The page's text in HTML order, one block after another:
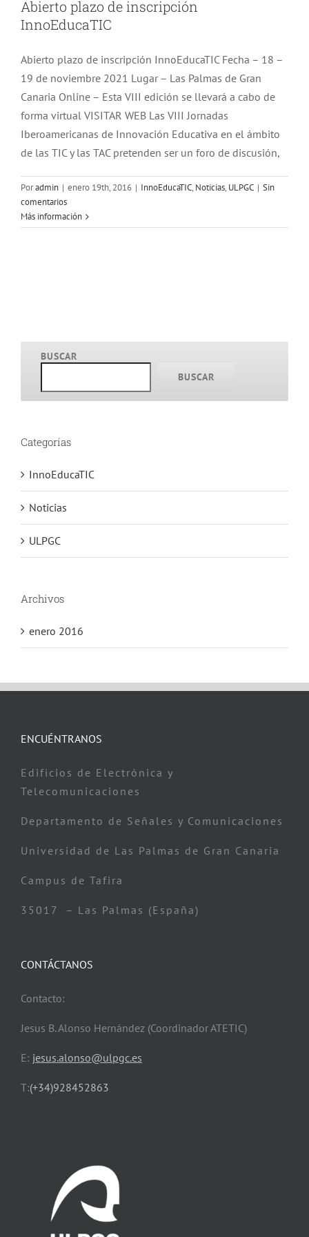
Noticias
Contacto
Abierto plazo de inscripción
InnoEducaTIC
Abierto plazo de inscripción InnoEducaTIC Fecha – 18 –
19 de noviembre 2021 Lugar – Las Palmas de Gran
Canaria Online – Esta VIII edición se llevará a cabo de
forma virtual VISITAR WEB Las VIII Jornadas
Iberoamericanas de Innovación Educativa en el ámbito
de las TIC y las TAC pretenden ser un foro de discusión,
Poradmin | enero 19th, 2016 | InnoEducaTIC, Noticias, ULPGC | Sin
comentarios
Más información
BUSCAR
BUSCAR
Categorías
InnoEducaTIC
Noticias
ULPGC
Archivos
enero 2016
CONTÁCTANOS
Contacto:
Jesus B. Alonso Hernández (Coordinador ATETIC)
E: jesus.alonso@ulpgc.es
T:(+34)928452863
ENCUÉNTRANOS
Edificios de Electrónica y
Telecomunicaciones
Departamento de Señales y Comunicaciones
Universidad de Las Palmas de Gran Canaria
Campus de Tafira
35017 – Las Palmas (España)